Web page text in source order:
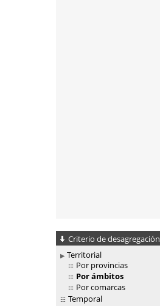
Criterio de desagregación
Territorial
Por provincias
Por ámbitos
Por comarcas
Temporal